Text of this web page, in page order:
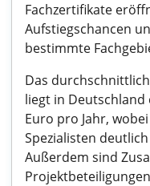
Fachzertifikate
Aufstiegschancen
bestimmte
Das
liegt in Deutschland
Euro pro Jahr,
Spezialisten
Außerdem sind